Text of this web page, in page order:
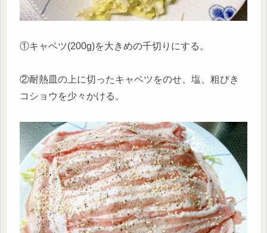
①キャベツ(200g)を大きめの千切りにする。
②耐熱皿の上に切ったキャベツをのせ、塩、粗びき
コショウを少々かける。